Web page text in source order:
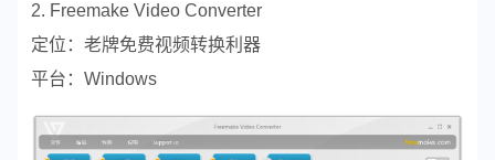
2. Freemake Video Converter
定位：老牌免费视频转换利器
平台：Windows